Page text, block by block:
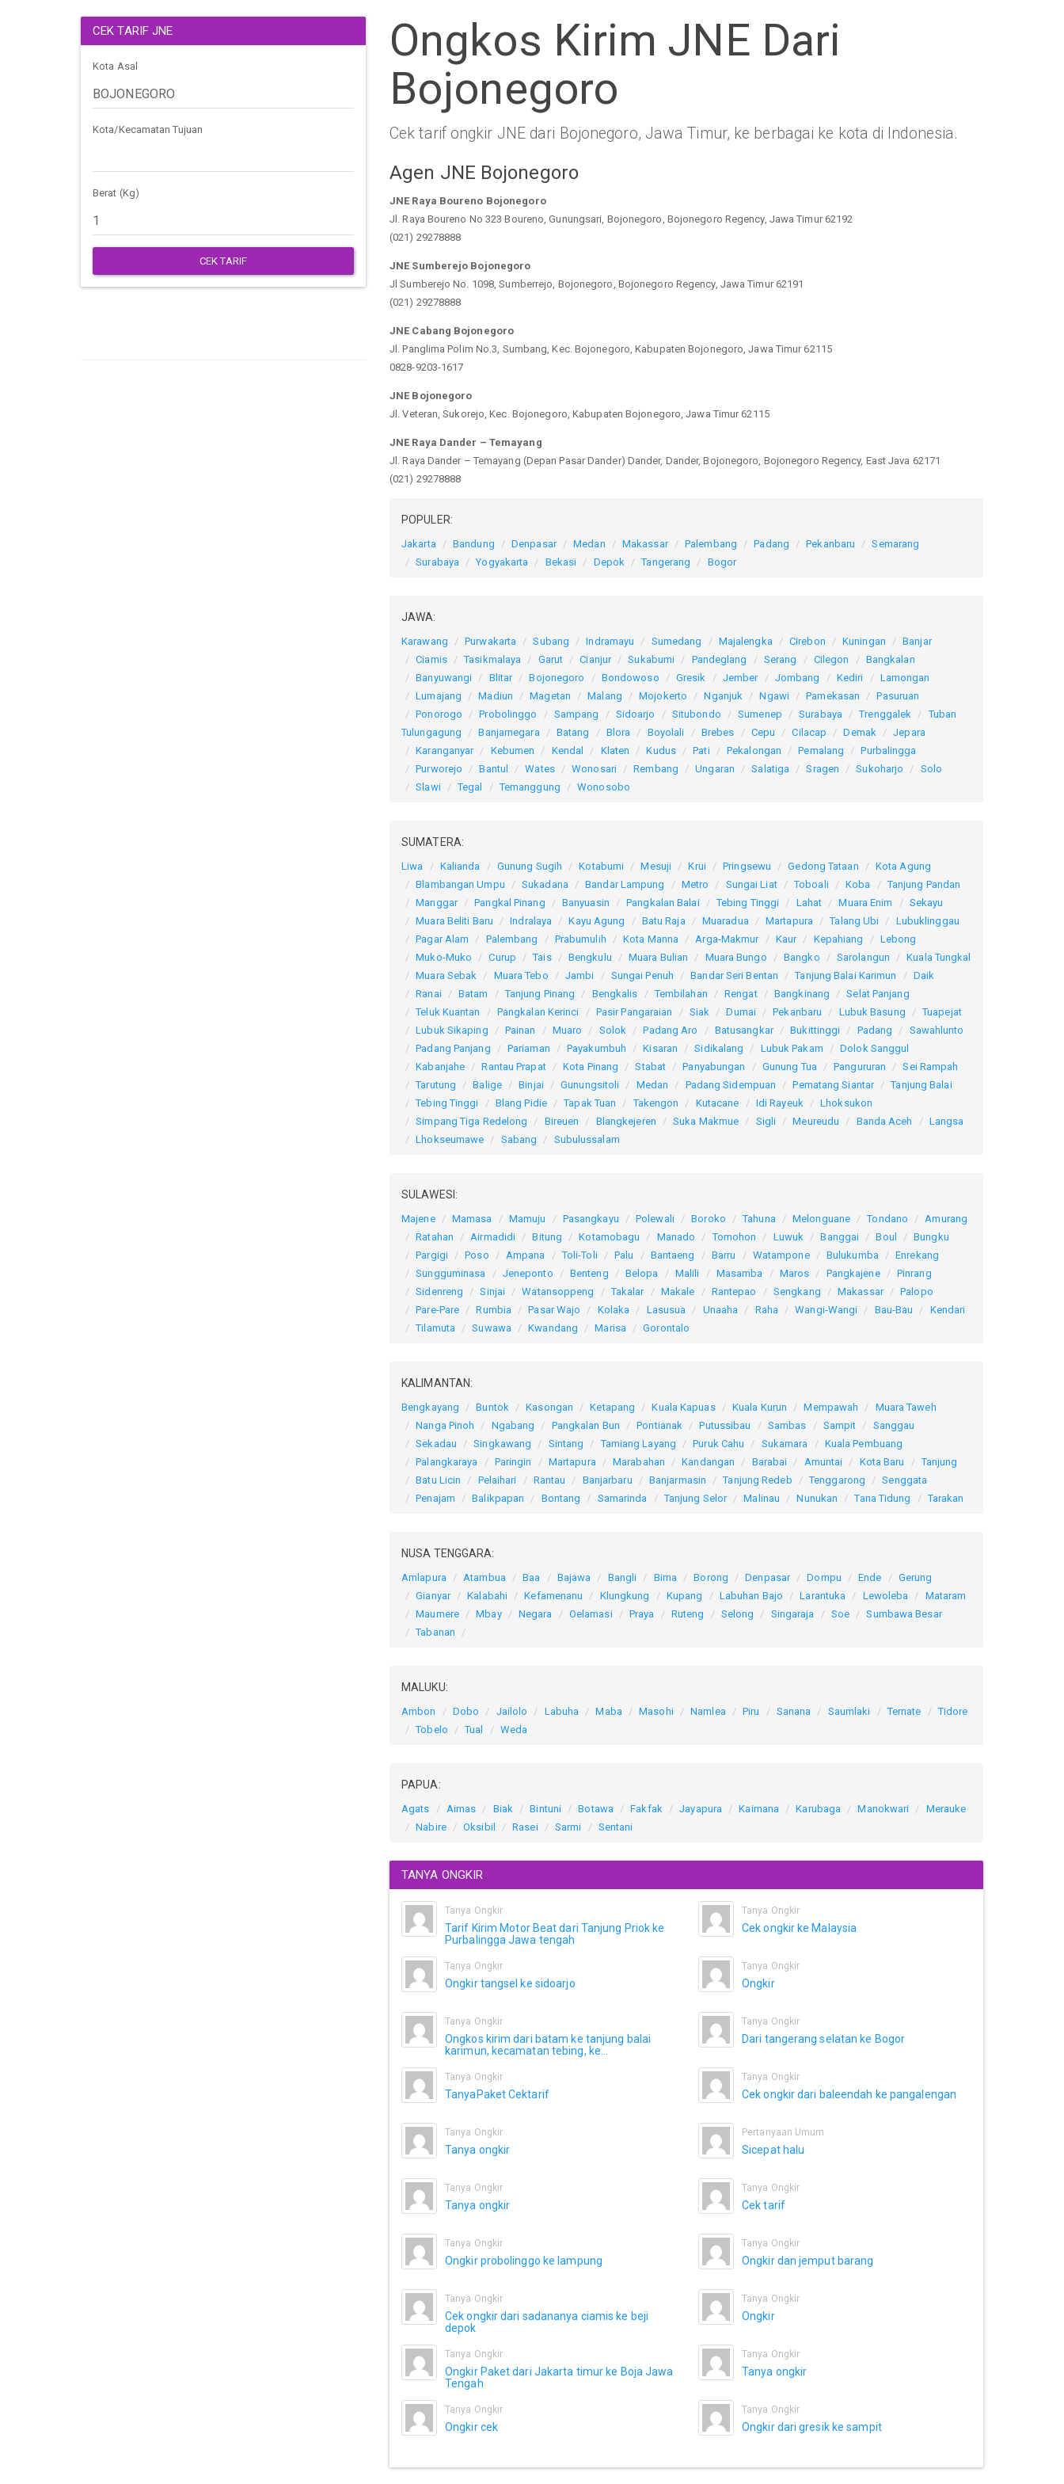
CEK TARIF JNE
Kota Asal
Kota/Kecamatan Tujuan
Berat (Kg)
CEK TARIF
Ongkos Kirim JNE Dari
Bojonegoro
Cek tarif ongkir JNE dari Bojonegoro, Jawa Timur, ke berbagai ke kota di Indonesia.
Agen JNE Bojonegoro
JNE Raya Boureno Bojonegoro
Jl. Raya Boureno No 323 Boureno, Gunungsari, Bojonegoro, Bojonegoro Regency, Jawa Timur 62192
(021) 29278888
JNE Sumberejo Bojonegoro
Jl Sumberejo No. 1098, Sumberrejo, Bojonegoro, Bojonegoro Regency, Jawa Timur 62191
(021) 29278888
JNE Cabang Bojonegoro
Jl. Panglima Polim No.3, Sumbang, Kec. Bojonegoro, Kabupaten Bojonegoro, Jawa Timur 62115
0828-9203-1617
JNE Bojonegoro
Jl. Veteran, Sukorejo, Kec. Bojonegoro, Kabupaten Bojonegoro, Jawa Timur 62115
JNE Raya Dander – Temayang
Jl. Raya Dander – Temayang (Depan Pasar Dander) Dander, Dander, Bojonegoro, Bojonegoro Regency, East Java 62171
(021) 29278888
POPULER:
Jakarta Bandung Denpasar Medan Makassar Palembang Padang Pekanbaru
Semarang
Surabaya
Yogyakarta Bekasi Depok Tangerang Bogor
JAWA:
Karawang Purwakarta Subang Indramayu Sumedang Majalengka Cirebon Kuningan
Banjar
Ciamis
Tasikmalaya Garut Cianjur Sukabumi Pandeglang Serang Cilegon
Bangkalan
Banyuwangi
Blitar Bojonegoro Bondowoso Gresik Jember Jombang Kediri
Lamongan
Lumajang
Madiun Magetan Malang Mojokerto Nganjuk Ngawi Pamekasan
Pasuruan
Ponorogo
Probolinggo Sampang Sidoarjo Situbondo Sumenep Surabaya Trenggalek
Tuban
Tulungagung
Banjarnegara Batang Blora Boyolali Brebes Cepu Cilacap Demak
Jepara
Karanganyar
Kebumen Kendal Klaten Kudus Pati Pekalongan Pemalang
Purbalingga
Purworejo
Bantul Wates Wonosari Rembang Ungaran Salatiga Sragen Sukoharjo
Solo
Slawi
Tegal Temanggung Wonosobo
SUMATERA:
Liwa Kalianda Gunung Sugih Kotabumi Mesuji Krui Pringsewu Gedong Tataan
Kota Agung
Blambangan Umpu
Sukadana Bandar Lampung Metro Sungai Liat Toboali Koba
Tanjung Pandan
Manggar
Pangkal Pinang Banyuasin Pangkalan Balai Tebing Tinggi Lahat Muara Enim
Sekayu
Muara Beliti Baru
Indralaya Kayu Agung Batu Raja Muaradua Martapura Talang Ubi
Lubuklinggau
Pagar Alam
Palembang Prabumulih Kota Manna Arga-Makmur Kaur Kepahiang
Lebong
Muko-Muko
Curup Tais Bengkulu Muara Bulian Muara Bungo Bangko Sarolangun
Kuala Tungkal
Muara Sebak
Muara Tebo Jambi Sungai Penuh Bandar Seri Bentan Tanjung Balai Karimun
Daik
Ranai
Batam Tanjung Pinang Bengkalis Tembilahan Rengat Bangkinang
Selat Panjang
Teluk Kuantan
Pangkalan Kerinci Pasir Pangaraian Siak Dumai Pekanbaru Lubuk Basung
Tuapejat
Lubuk Sikaping
Painan Muaro Solok Padang Aro Batusangkar Bukittinggi Padang
Sawahlunto
Padang Panjang
Pariaman Payakumbuh Kisaran Sidikalang Lubuk Pakam
Dolok Sanggul
Kabanjahe
Rantau Prapat Kota Pinang Stabat Panyabungan Gunung Tua Pangururan
Sei Rampah
Tarutung
Balige Binjai Gunungsitoli Medan Padang Sidempuan Pematang Siantar
Tanjung Balai
Tebing Tinggi
Blang Pidie Tapak Tuan Takengon Kutacane Idi Rayeuk
Lhoksukon
Simpang Tiga Redelong
Bireuen Blangkejeren Suka Makmue Sigli Meureudu Banda Aceh
Langsa
Lhokseumawe
Sabang Subulussalam
SULAWESI:
Majene Mamasa Mamuju Pasangkayu Polewali Boroko Tahuna Melonguane Tondano
Amurang
Ratahan
Airmadidi Bitung Kotamobagu Manado Tomohon Luwuk Banggai Boul
Bungku
Pargigi
Poso Ampana Toli-Toli Palu Bantaeng Barru Watampone Bulukumba
Enrekang
Sungguminasa
Jeneponto Benteng Belopa Malili Masamba Maros Pangkajene
Pinrang
Sidenreng
Sinjai Watansoppeng Takalar Makale Rantepao Sengkang Makassar
Palopo
Pare-Pare
Rumbia Pasar Wajo Kolaka Lasusua Unaaha Raha Wangi-Wangi Bau-Bau
Kendari
Tilamuta
Suwawa Kwandang Marisa Gorontalo
KALIMANTAN:
Bengkayang Buntok Kasongan Ketapang Kuala Kapuas Kuala Kurun Mempawah
Muara Taweh
Nanga Pinoh
Ngabang Pangkalan Bun Pontianak Putussibau Sambas Sampit
Sanggau
Sekadau
Singkawang Sintang Tamiang Layang Puruk Cahu Sukamara
Kuala Pembuang
Palangkaraya
Paringin Martapura Marabahan Kandangan Barabai Amuntai Kota Baru
Tanjung
Batu Licin
Pelaihari Rantau Banjarbaru Banjarmasin Tanjung Redeb Tenggarong
Senggata
Penajam
Balikpapan Bontang Samarinda Tanjung Selor Malinau Nunukan Tana Tidung Tarakan
NUSA TENGGARA:
Amlapura Atambua Baa Bajawa Bangli Bima Borong Denpasar Dompu Ende
Gerung
Gianyar
Kalabahi Kefamenanu Klungkung Kupang Labuhan Bajo Larantuka Lewoleba
Mataram
Maumere
Mbay Negara Oelamasi Praya Ruteng Selong Singaraja Soe
Sumbawa Besar
Tabanan
MALUKU:
Ambon Dobo Jailolo Labuha Maba Masohi Namlea Piru Sanana Saumlaki Ternate
Tidore
Tobelo
Tual Weda
PAPUA:
Agats Aimas Biak Bintuni Botawa Fakfak Jayapura Kaimana Karubaga Manokwari
Merauke
Nabire
Oksibil Rasei Sarmi Sentani
TANYA ONGKIR
Tanya Ongkir
Tarif Kirim Motor Beat dari Tanjung Priok ke
Purbalingga Jawa tengah
Tanya Ongkir
Cek ongkir ke Malaysia
Tanya Ongkir
Ongkir tangsel ke sidoarjo
Tanya Ongkir
Ongkir
Tanya Ongkir
Ongkos kirim dari batam ke tanjung balai
karimun, kecamatan tebing, ke...
Tanya Ongkir
Dari tangerang selatan ke Bogor
Tanya Ongkir
TanyaPaket Cektarif
Tanya Ongkir
Cek ongkir dari baleendah ke pangalengan
Tanya Ongkir
Tanya ongkir
Pertanyaan Umum
Sicepat halu
Tanya Ongkir
Tanya ongkir
Tanya Ongkir
Cek tarif
Tanya Ongkir
Ongkir probolinggo ke lampung
Tanya Ongkir
Ongkir dan jemput barang
Tanya Ongkir
Cek ongkir dari sadananya ciamis ke beji
depok
Tanya Ongkir
Ongkir
Tanya Ongkir
Ongkir Paket dari Jakarta timur ke Boja Jawa
Tengah
Tanya Ongkir
Tanya ongkir
Tanya Ongkir
Ongkir cek
Tanya Ongkir
Ongkir dari gresik ke sampit